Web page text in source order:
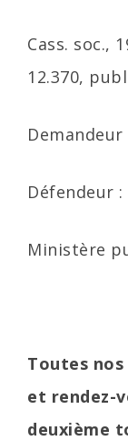
Cass. soc.,
12.370,
Défendeur
Ministère
Toutes
et rendez-
deuxième